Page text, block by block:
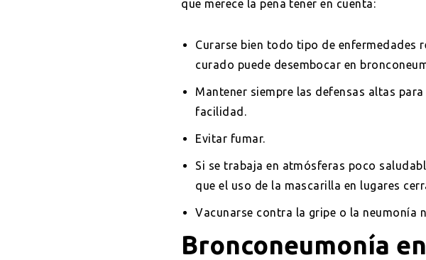
que merece la pena tener en cuenta:
Curarse bien todo tipo de enfermedades
curado puede desembocar en
Mantener siempre las defensas altas
facilidad.
Evitar fumar.
Si se trabaja en atmósferas poco
que el uso de la mascarilla en lugares
Vacunarse contra la gripe o la neumonía
Bronconeumonía